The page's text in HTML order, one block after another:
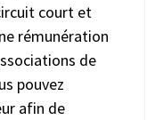
court et
rémunération
de
pouvez
afin de